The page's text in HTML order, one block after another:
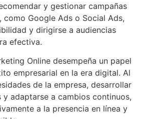
y gestionar campañas
Google Ads o Social Ads,
y dirigirse a audiencias
efectiva.
Online desempeña un papel
empresarial en la era digital. Al
de la empresa, desarrollar
adaptarse a cambios continuos,
a la presencia en línea y